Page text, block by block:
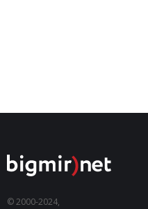
© 2000-2024,